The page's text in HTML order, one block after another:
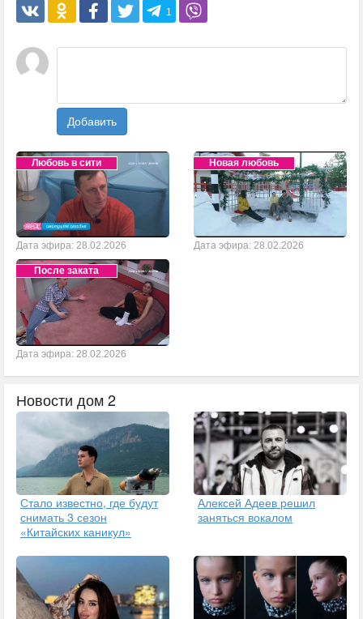
1
Добавить
Любовь в сити
Дата эфира: 28.02.2026
Новая любовь
Дата эфира: 28.02.2026
После заката
Дата эфира: 28.02.2026
Новости дом 2
Стало известно, где будут
снимать 3 сезон
«Китайских каникул»
Алексей Адеев решил
заняться вокалом